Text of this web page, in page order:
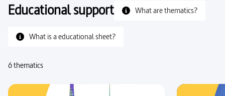
Educational support What are thematics?
What is a educational sheet?
6 thematics